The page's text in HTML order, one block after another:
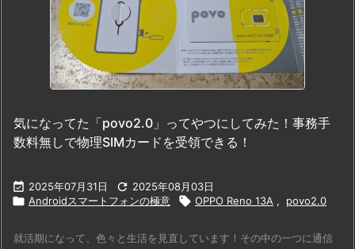
気になってた「povo2.0」ってやつにしてみた！事務手
数料無しで物理SIMカードを受領できる！
 2025年07月31日  2025年08月03日
 Androidスマートフォンの極意  OPPO Reno 13A , povo2.0
就活期になって、色々と生活を見直しています！その中の一つに通信